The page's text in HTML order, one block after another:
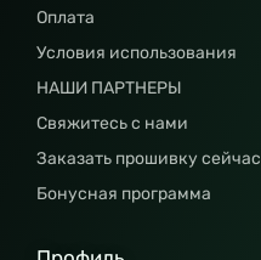
Оплата
Условия использования
НАШИ ПАРТНЕРЫ
Свяжитесь с нами
Заказать прошивку сейчас
Бонусная программа